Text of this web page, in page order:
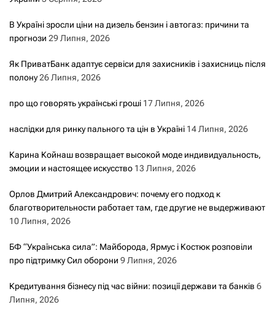
В Україні зросли ціни на дизель бензин і автогаз: причини та
прогнози 29 Липня, 2026
Як ПриватБанк адаптує сервіси для захисників і захисниць після
полону26 Липня, 2026
про що говорять українські гроші 17 Липня, 2026
наслідки для ринку пального та цін в Україні 14 Липня, 2026
Карина Койнаш возвращает высокой моде индивидуальность,
эмоции и настоящее искусство 13 Липня, 2026
Орлов Дмитрий Александрович: почему его подход к
благотворительности работает там, где другие не выдерживают
10 Липня, 2026
БФ “Українська сила”: Майборода, Ярмус і Костюк розповіли
про підтримку Сил оборони 9 Липня, 2026
Кредитування бізнесу під час війни: позиції держави та банків 6
Липня, 2026